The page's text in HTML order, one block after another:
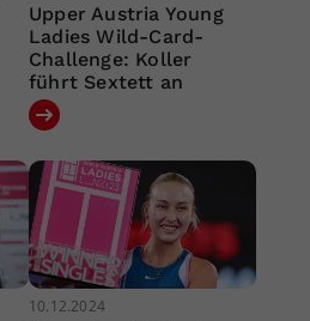
Upper Austria Young
Ladies Wild-Card-
Challenge: Koller
führt Sextett an
10.12.2024